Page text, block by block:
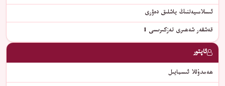
ئىسلامىيەتنىڭ ياشلىق دەۋرى
قەشقەر شەھىرى تەزكىرىسى 1
ئاپتور
ھەمدۇللا ئىسمايىل